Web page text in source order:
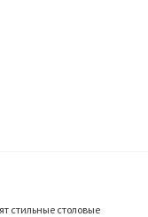
стильные столовые